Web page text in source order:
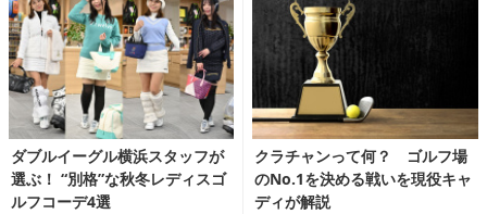
ダブルイーグル横浜スタッフが
選ぶ！ “別格”な秋冬レディスゴ
ルフコーデ4選
クラチャンって何？ ゴルフ場
のNo.1を決める戦いを現役キャ
ディが解説